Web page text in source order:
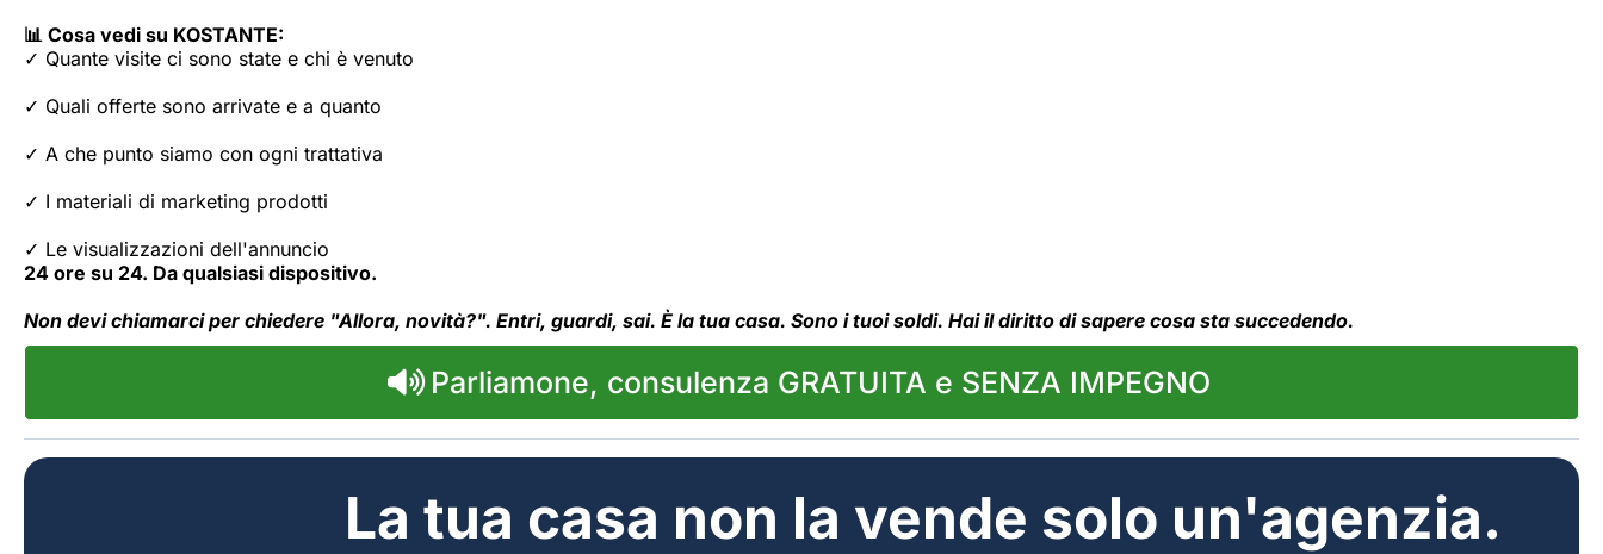
📊 Cosa vedi su KOSTANTE:
✓ Quante visite ci sono state e chi è venuto
✓ Quali offerte sono arrivate e a quanto
✓ A che punto siamo con ogni trattativa
✓ I materiali di marketing prodotti
✓ Le visualizzazioni dell'annuncio
24 ore su 24. Da qualsiasi dispositivo.
Non devi chiamarci per chiedere "Allora, novità?". Entri, guardi, sai. È la tua casa. Sono i tuoi soldi. Hai il diritto di sapere cosa sta succedendo.
Parliamone, consulenza GRATUITA e SENZA IMPEGNO
La tua casa non la vende solo un'agenzia.